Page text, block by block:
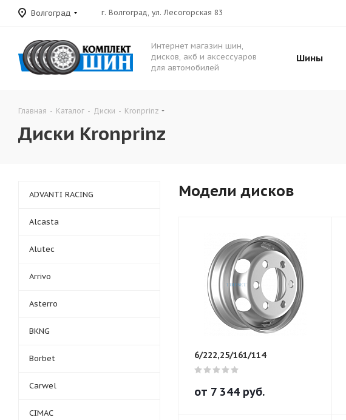
Волгоград г. Волгоград, ул. Лесогорская 83
Интернет магазин шин,
дисков, акб и аксессуаров
для автомобилей
Шины
Главная - Каталог - Диски - Kronprinz
Диски Kronprinz
Модели дисков
6/222,25/161/114
от 7 344 руб.
ADVANTI RACING
Alcasta
Alutec
Arrivo
Asterro
BKNG
Borbet
Carwel
CIMAC